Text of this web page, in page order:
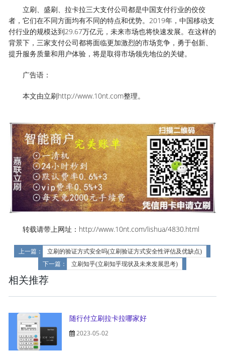
立刷、盛刷、拉卡拉三大支付公司都是中国支付行业的佼佼
者，它们在不同方面均有不同的特点和优势。2019年，中国移动支
付行业的规模达到29.67万亿元，未来市场也将快速发展。在这样的
背景下，三家支付公司都将面临更加激烈的市场竞争，勇于创新、
提升服务质量和用户体验，将是取得市场领先地位的关键。
广告语：
本文由立刷http://www.10nt.com整理。
转载请带上网址：http://www.10nt.com/lishua/4830.html
上一篇：
立刷的验证方式安全吗(立刷验证方式安全性评估及优缺点)
下一篇：
立刷知乎(立刷知乎现状及未来发展思考)
相关推荐
随行付立刷拉卡拉哪家好
2023-05-02